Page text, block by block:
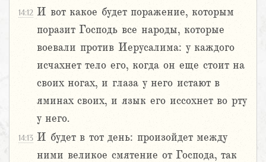
14:12 И вот какое будет поражение, которым
поразит Господь все народы, которые
воевали против Иерусалима: у каждого
исчахнет тело его, когда он еще стоит на
своих ногах, и глаза у него истают в
яминах своих, и язык его иссохнет во рту
у него.
14:13 И будет в тот день: произойдет между
ними великое смятение от Господа, так